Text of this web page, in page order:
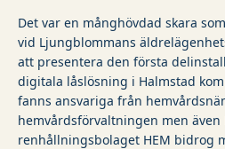
Det var en månghövdad skara
vid Ljungblommans
att presentera den första
digitala låslösning i Halmstad
fanns ansvariga från
hemvårdsförvaltningen men
renhållningsbolaget HEM bidrog